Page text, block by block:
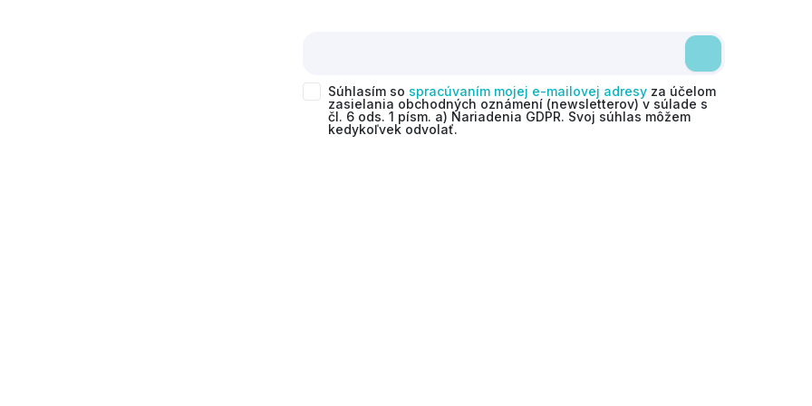
Súhlasím so spracúvaním mojej e-mailovej adresy za účelom
zasielania obchodných oznámení (newsletterov) v súlade s
čl. 6 ods. 1 písm. a) Nariadenia GDPR. Svoj súhlas môžem
kedykoľvek odvolať.